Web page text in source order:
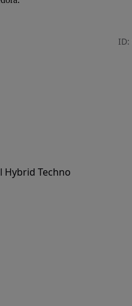
ID:
Hybrid Techno